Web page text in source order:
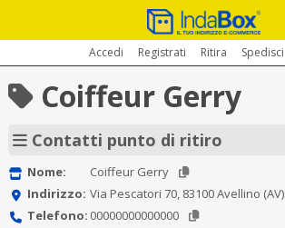
Accedi Registrati Ritira Spedisci
Coiffeur Gerry
Contatti punto di ritiro
Nome:
Coiffeur Gerry
Indirizzo: Via Pescatori 70, 83100 Avellino (AV)
Telefono: 00000000000000